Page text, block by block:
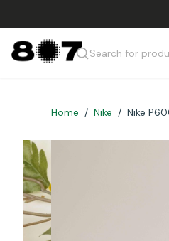
Search for
Home / Nike / Nike